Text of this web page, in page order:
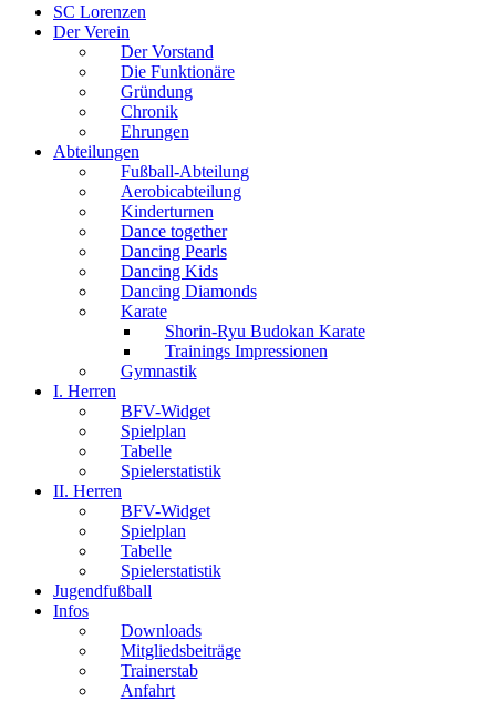
SC Lorenzen
Der Verein
Der Vorstand
Die Funktionäre
Gründung
Chronik
Ehrungen
Abteilungen
Fußball-Abteilung
Aerobicabteilung
Kinderturnen
Dance together
Dancing Pearls
Dancing Kids
Dancing Diamonds
Karate
Shorin-Ryu Budokan Karate
Trainings Impressionen
Gymnastik
I. Herren
BFV-Widget
Spielplan
Tabelle
Spielerstatistik
II. Herren
BFV-Widget
Spielplan
Tabelle
Spielerstatistik
Jugendfußball
Infos
Downloads
Mitgliedsbeiträge
Trainerstab
Anfahrt